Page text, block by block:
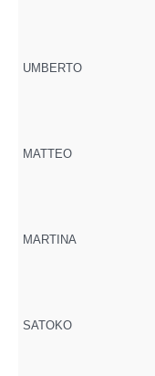
UMBERTO
MATTEO
MARTINA
SATOKO